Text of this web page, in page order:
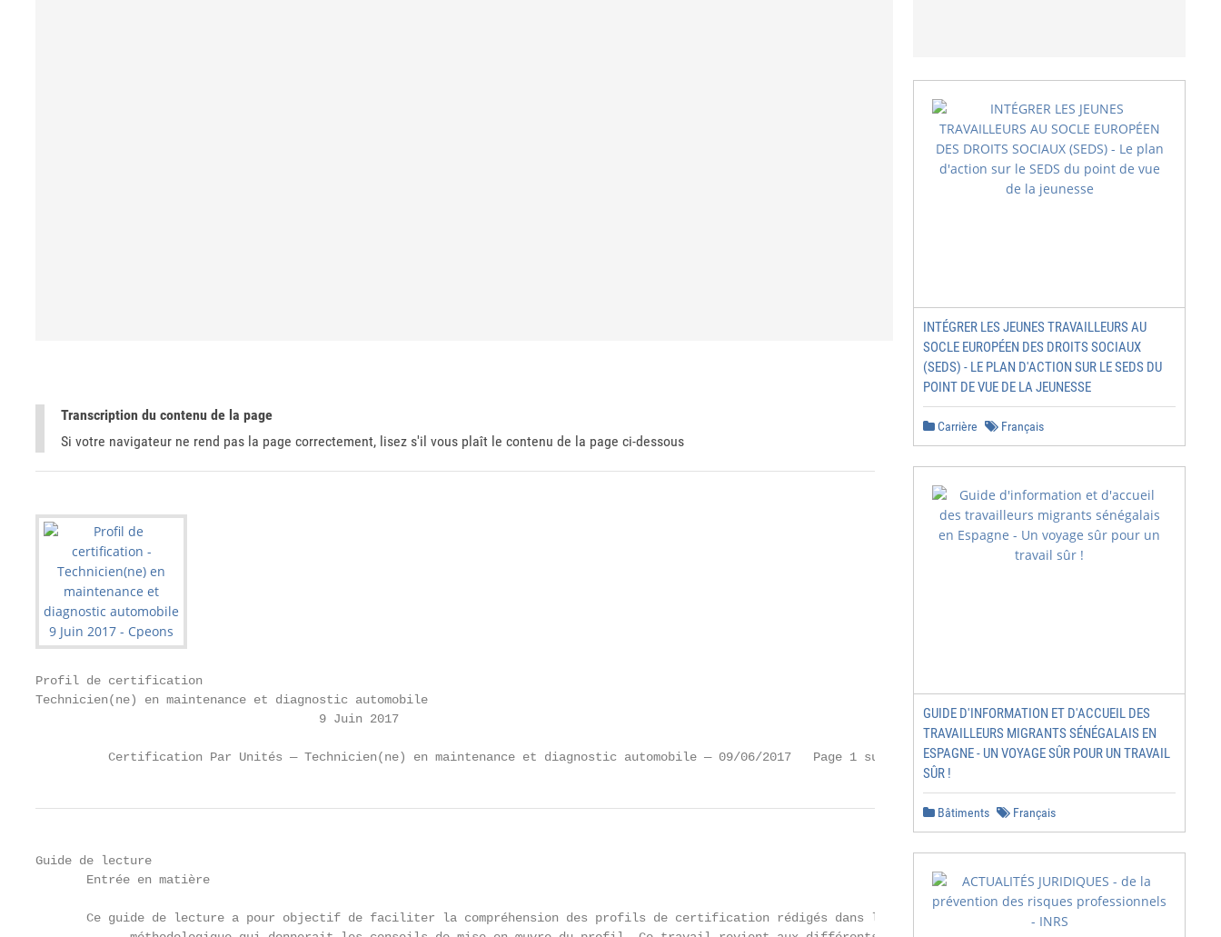
Transcription du contenu de la page
Si votre navigateur ne rend pas la page correctement, lisez s'il vous plaît le contenu de la page ci-dessous
Profil de certification
Technicien(ne) en maintenance et diagnostic automobile
                                       9 Juin 2017
          Certification Par Unités — Technicien(ne) en maintenance et diagnostic automobile — 09/06/2017   Page 1 sur 74
Guide de lecture
       Entrée en matière
Ce guide de lecture a pour objectif de faciliter la compréhension des profils de certification rédigés dans le cadre du dispositif de la Certification par
INTÉGRER LES JEUNES TRAVAILLEURS AU
SOCLE EUROPÉEN DES DROITS SOCIAUX
(SEDS) - LE PLAN D'ACTION SUR LE SEDS DU
POINT DE VUE DE LA JEUNESSE
Carrière Français
GUIDE D'INFORMATION ET D'ACCUEIL DES
TRAVAILLEURS MIGRANTS SÉNÉGALAIS EN
ESPAGNE - UN VOYAGE SÛR POUR UN TRAVAIL
SÛR !
Bâtiments Français